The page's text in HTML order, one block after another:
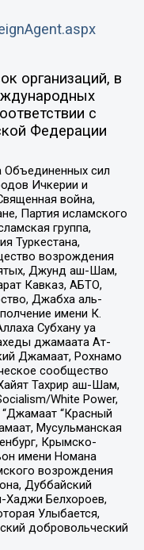
организаций, в
с
Федерации
сил
Ичкерии и
война,
Партия исламского
группа,
Туркестана,
возрождения
Джунд аш-Шам,
Кавказ, АБТО,
Джабха аль-
имени К.
Субхану уа
джамаата Ат-
Джамаат, Рохнамо
сообщество
Тахрир аш-Шам,
White Power,
“Джамаат “Красный
Мусульманская
Крымско-
имени Номана
возрождения
Дуббайский
Хаджи Белхороев,
Улыбается,
добровольческий